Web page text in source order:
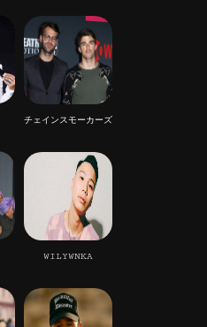
チェインスモーカーズ
WILYWNKA